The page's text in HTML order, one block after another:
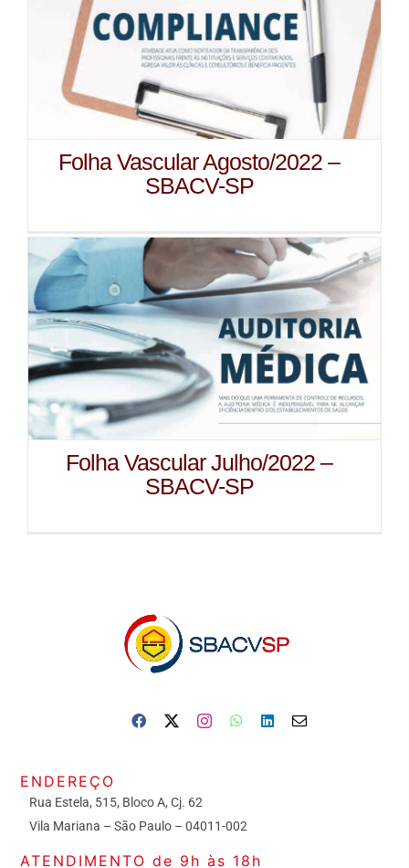
Folha Vascular Agosto/2022 –
SBACV-SP
Folha Vascular Julho/2022 –
SBACV-SP
ENDEREÇO
Rua Estela, 515, Bloco A, Cj. 62
Vila Mariana – São Paulo – 04011-002
ATENDIMENTO de 9h às 18h